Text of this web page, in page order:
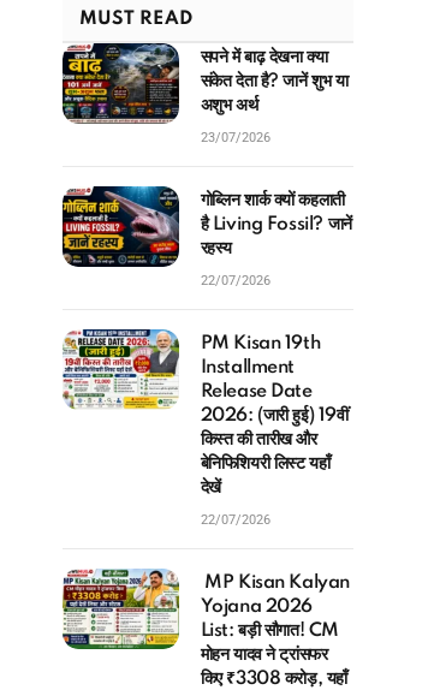
MUST READ
सपने में बाढ़ देखना क्या
संकेत देता है? जानें शुभ या
अशुभ अर्थ
23/07/2026
गोब्लिन शार्क क्यों कहलाती
है Living Fossil? जानें
रहस्य
22/07/2026
PM Kisan 19th
Installment
Release Date
2026: (जारी हुई) 19वीं
किस्त की तारीख और
बेनिफिशियरी लिस्ट यहाँ
देखें
22/07/2026
MP Kisan Kalyan
Yojana 2026
List: बड़ी सौगात! CM
मोहन यादव ने ट्रांसफर
किए ₹3308 करोड़, यहाँ